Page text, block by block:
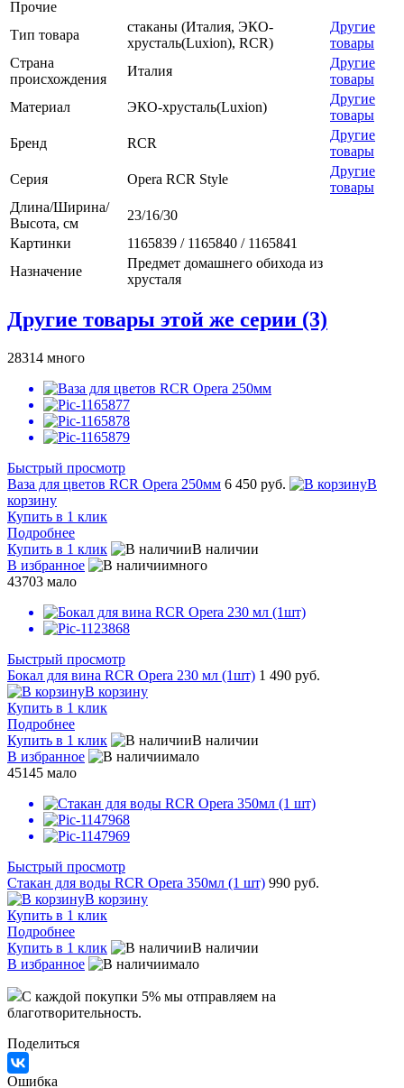
Прочие
Тип товара
стаканы (Италия, ЭКО-
хрусталь(Luxion), RCR)
Другие
товары
Страна
происхождения
Италия
Другие
товары
Материал
ЭКО-хрусталь(Luxion)
Другие
товары
Бренд
RCR
Другие
товары
Серия
Opera RCR Style
Другие
товары
Длина/Ширина/
Высота, см
23/16/30
Картинки
1165839 / 1165840 / 1165841
Назначение
Предмет домашнего обихода из
хрусталя
Другие товары этой же серии (3)
28314 много
Быстрый просмотр
Ваза для цветов RCR Opera 250мм 6 450 руб.
В
корзину
Купить в 1 клик
Подробнее
Купить в 1 клик
В наличии
В избранное
много
43703 мало
Быстрый просмотр
Бокал для вина RCR Opera 230 мл (1шт) 1 490 руб.
В корзину
Купить в 1 клик
Подробнее
Купить в 1 клик
В наличии
В избранное
мало
45145 мало
Быстрый просмотр
Стакан для воды RCR Opera 350мл (1 шт) 990 руб.
В корзину
Купить в 1 клик
Подробнее
Купить в 1 клик
В наличии
В избранное
мало
C каждой покупки 5% мы отправляем на
благотворительность.
Поделиться
Ошибка